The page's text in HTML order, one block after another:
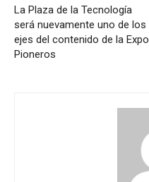
La Plaza de la Tecnología
será nuevamente uno de los
ejes del contenido de la Expo
Pioneros